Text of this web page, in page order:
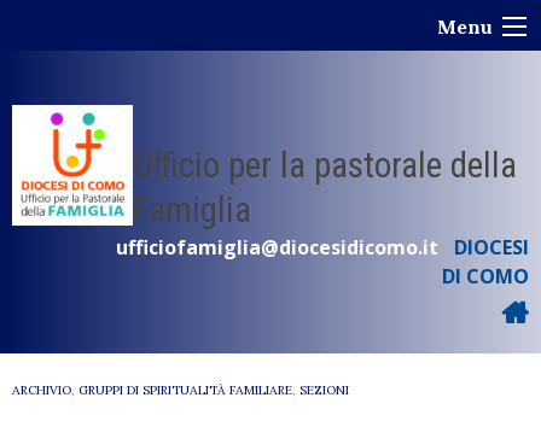
Menu
Ufficio per la pastorale della
Famiglia
ufficiofamiglia@diocesidicomo.it
DIOCESI
DI COMO
ARCHIVIO, GRUPPI DI SPIRITUALITÀ FAMILIARE, SEZIONI